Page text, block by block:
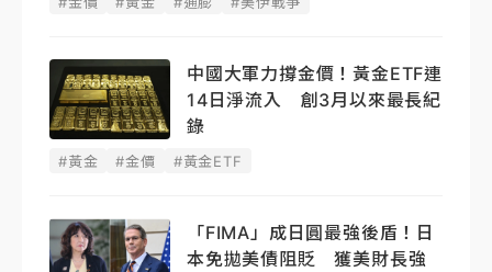
中國大軍力撐金價！黃金ETF連
14日淨流入 創3月以來最長紀
錄
#黃金 #金價 #黃金ETF
「FIMA」成日圓最強後盾！日
本免拋美債阻貶 獲美財長強